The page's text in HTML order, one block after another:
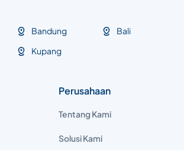
Bandung
Kupang
Bali
Perusahaan
Tentang Kami
Solusi Kami